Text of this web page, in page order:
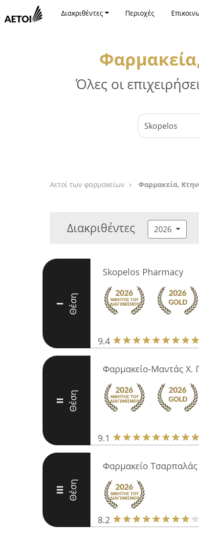
Διακριθέντες Περιοχές
Όλες οι
Αετοί των φαρμακείων Φαρμακεία,
Διακριθέντες 2026
I Θέση
Skopelos Pharmacy
9.4
II Θέση
Φαρμακείο-Μαντάς Χ.
9.1
III Θέση
Φαρμακείο Τσαρπαλάς
8.2